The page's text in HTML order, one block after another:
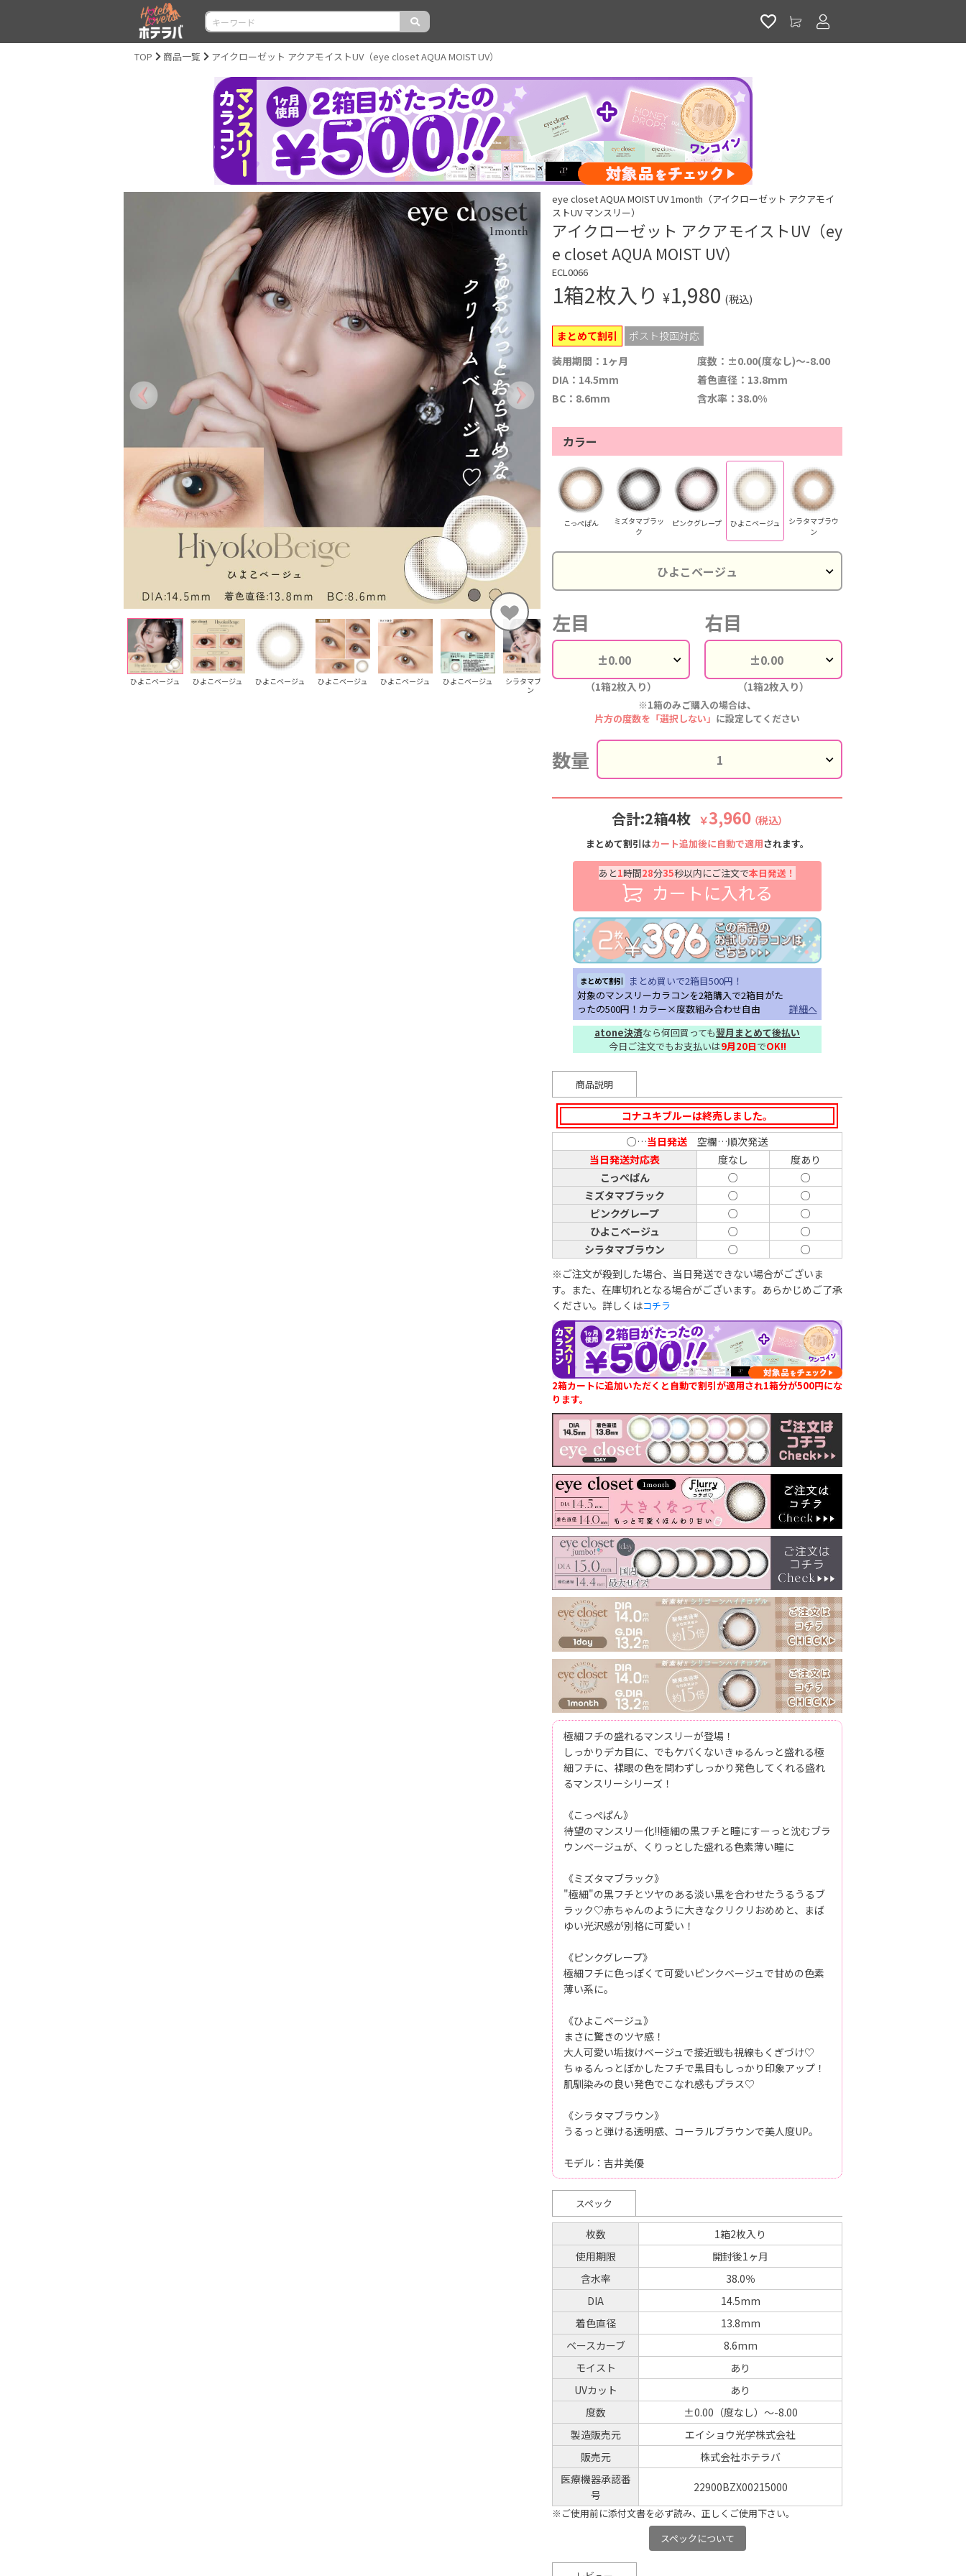
TOP 商品一覧 アイクローゼット アクアモイストUV（eye closet AQUA MOIST UV）
ひよこベージュ ひよこベージュ ひよこベージュ ひよこベージュ ひよこベージュ ひよこベージュ
シラタマブラウ
ン
シラタマブラウ
ン
シラタマブラウ
シラタマブラウ
シラタマブラウ
ン
シラタマブラウ
eye closet AQUA MOIST UV 1month（アイクローゼット アクアモイ
ストUV マンスリー）
アイクローゼット アクアモイストUV（ey
e closet AQUA MOIST UV）
ECL0066
1箱2枚入り ¥1,980 (税込)
まとめて割引
ポスト投函対応
装用期間：1ヶ月
度数：±0.00(度なし)～-8.00
DIA：14.5mm
着色直径：13.8mm
BC：8.6mm
含水率：38.0%
カラー
こっぺぱん
ミズタマブラッ
ク
ピンクグレープ ひよこベージュ
シラタマブラウ
ン
左目
（1箱2枚入り）
右目
（1箱2枚入り）
※1箱のみご購入の場合は、
片方の度数を「選択しない」 に設定してください
数量
合計:2箱4枚 ￥3,960 （税込）
まとめて割引はカート追加後に自動で適用されます。
あと1時間28分34秒以内にご注文で本日発送！
カートに入れる
まとめて割引
まとめ買いで2箱目500円！
対象のマンスリーカラコンを2箱購入で2箱目がた
ったの500円！カラー×度数組み合わせ自由
詳細へ
atone決済なら何回買っても翌月まとめて後払い
今日ご注文でもお支払いは9月20日でOK!!
商品説明
コナユキブルーは終売しました。
○…当日発送 空欄…順次発送
当日発送対応表
度なし
度あり
こっぺぱん
○
○
ミズタマブラック
○
○
ピンクグレープ
○
○
ひよこベージュ
○
○
シラタマブラウン
○
○
※ご注文が殺到した場合、当日発送できない場合がございま
す。また、在庫切れとなる場合がございます。あらかじめご了承
ください。詳しくはコチラ
2箱カートに追加いただくと自動で割引が適用され1箱分が500円にな
ります。
極細フチの盛れるマンスリーが登場！
しっかりデカ目に、でもケバくないきゅるんっと盛れる極
細フチに、裸眼の色を問わずしっかり発色してくれる盛れ
るマンスリーシリーズ！
《こっぺぱん》
待望のマンスリー化!!極細の黒フチと瞳にすーっと沈むブラ
ウンベージュが、くりっとした盛れる色素薄い瞳に
《ミズタマブラック》
"極細"の黒フチとツヤのある淡い黒を合わせたうるうるブ
ラック♡赤ちゃんのように大きなクリクリおめめと、まば
ゆい光沢感が別格に可愛い！
《ピンクグレープ》
極細フチに色っぽくて可愛いピンクベージュで甘めの色素
薄い系に。
《ひよこベージュ》
まさに驚きのツヤ感！
大人可愛い垢抜けベージュで接近戦も視線もくぎづけ♡
ちゅるんっとぼかしたフチで黒目もしっかり印象アップ！
肌馴染みの良い発色でこなれ感もプラス♡
《シラタマブラウン》
うるっと弾ける透明感、コーラルブラウンで美人度UP。
モデル：吉井美優
スペック
枚数
1箱2枚入り
使用期限
開封後1ヶ月
含水率
38.0％
DIA
14.5mm
着色直径
13.8mm
ベースカーブ
8.6mm
モイスト
あり
UVカット
あり
度数
±0.00（度なし）～-8.00
製造販売元
エイショウ光学株式会社
販売元
株式会社ホテラバ
医療機器承認番
号
22900BZX00215000
※ご使用前に添付文書を必ず読み、正しくご使用下さい。
スペックについて